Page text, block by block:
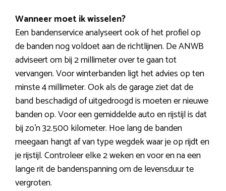
Wanneer moet ik wisselen?
Een bandenservice analyseert ook of het profiel op
de banden nog voldoet aan de richtlijnen. De ANWB
adviseert om bij 2 millimeter over te gaan tot
vervangen. Voor winterbanden ligt het advies op ten
minste 4 millimeter. Ook als de garage ziet dat de
band beschadigd of uitgedroogd is moeten er nieuwe
banden op. Voor een gemiddelde auto en rijstijl is dat
bij zo’n 32.500 kilometer. Hoe lang de banden
meegaan hangt af van type wegdek waar je op rijdt en
je rijstijl. Controleer elke 2 weken en voor en na een
lange rit de bandenspanning om de levensduur te
vergroten.